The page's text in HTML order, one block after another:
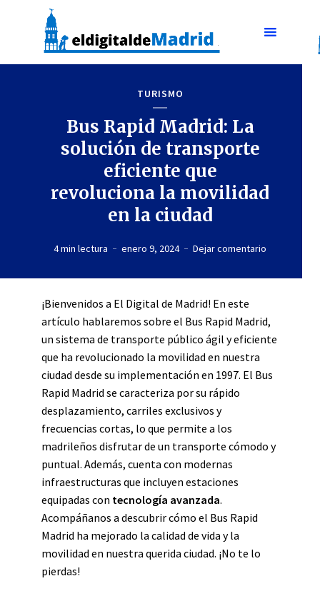
TURISMO
Bus Rapid Madrid: La
solución de transporte
eficiente que
revoluciona la movilidad
en la ciudad
4 min lectura enero 9, 2024 Dejar comentario
¡Bienvenidos a El Digital de Madrid! En este
artículo hablaremos sobre el Bus Rapid Madrid,
un sistema de transporte público ágil y eficiente
que ha revolucionado la movilidad en nuestra
ciudad desde su implementación en 1997. El Bus
Rapid Madrid se caracteriza por su rápido
desplazamiento, carriles exclusivos y
frecuencias cortas, lo que permite a los
madrileños disfrutar de un transporte cómodo y
puntual. Además, cuenta con modernas
infraestructuras que incluyen estaciones
equipadas con tecnología avanzada.
Acompáñanos a descubrir cómo el Bus Rapid
Madrid ha mejorado la calidad de vida y la
movilidad en nuestra querida ciudad. ¡No te lo
pierdas!